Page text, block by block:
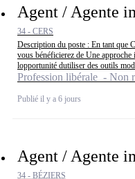
Agent / Agente
34 - CERS
Description du poste : En tant que
vous bénéficierez de Une
lopportunité dutiliser des outils
Profession libérale - Non
Publié il y a 6 jours
Agent / Agente
34 - BÉZIERS